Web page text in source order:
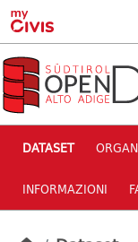
Skip to main content
DATASET
INFORMAZIONI